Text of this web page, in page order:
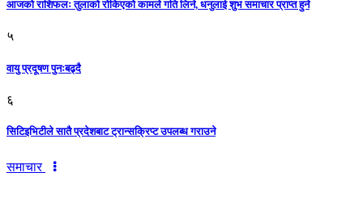
आजको राशिफलः तुलाकाे रोकिएको कामले गति लिने, धनुलाई शुभ समाचार प्राप्त हुने
५
वायु प्रदूषण पुनःबढ्दै
६
सिटिइभिटीले सातै प्रदेशबाट ट्रान्सक्रिप्ट उपलब्ध गराउने
समाचार